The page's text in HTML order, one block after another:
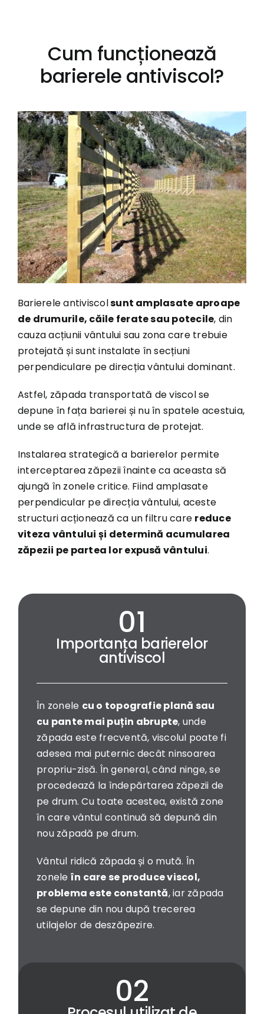
Cum funcționează
barierele antiviscol?
Barierele antiviscolsunt amplasate aproape
de drumurile, căile ferate sau potecile, din
cauza acțiunii vântului sau zona care trebuie
protejată și sunt instalate în secțiuni
perpendiculare pe direcția vântului dominant.
Astfel, zăpada transportată de viscol se
depune în fața barierei și nu în spatele acestuia,
unde se află infrastructura de protejat.
Instalarea strategică a barierelor permite
interceptarea zăpezii înainte ca aceasta să
ajungă în zonele critice. Fiind amplasate
perpendicular pe direcția vântului, aceste
structuri acționează ca un filtru care reduce
viteza vântului și determină acumularea
zăpezii pe partea lor expusă vântului.
Importanța barierelor
antiviscol
În zonele cu o topografie plană sau
cu pante mai puțin abrupte, unde
zăpada este frecventă, viscolul poate fi
adesea mai puternic decât ninsoarea
propriu-zisă. În general, când ninge, se
procedează la îndepărtarea zăpezii de
pe drum. Cu toate acestea, există zone
în care vântul continuă să depună din
nou zăpadă pe drum.
Vântul ridică zăpada și o mută. În
zonele în care se produce viscol,
problema este constantă, iar zăpada
se depune din nou după trecerea
utilajelor de deszăpezire.